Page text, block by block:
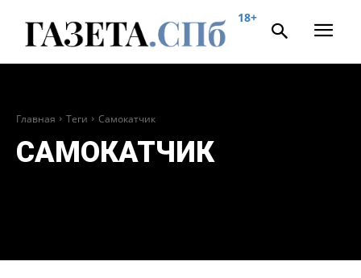
18+
Главная Теги Самокатчик
САМОКАТЧИК